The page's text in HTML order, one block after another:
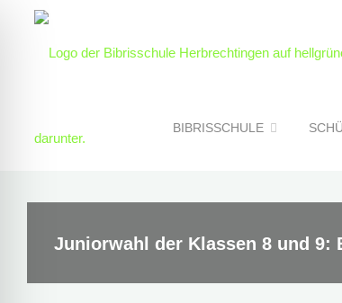
BIBRISSCHULE
Juniorwahl der Klassen 8 und